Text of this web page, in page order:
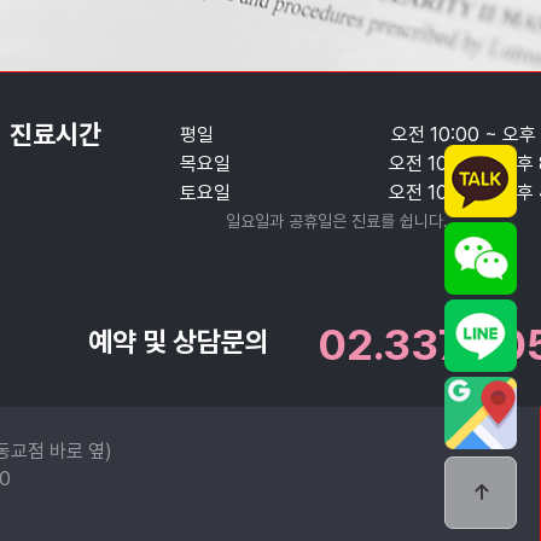
진료시간 평일
오전 10:00 ~ 오
목요일
오전 10:00 ~ 오
토요일
오전 10:00 ~ 오
일요일과 공휴일은 진료를 쉽니다.
예약 및 상담문의
교점 바로 옆)